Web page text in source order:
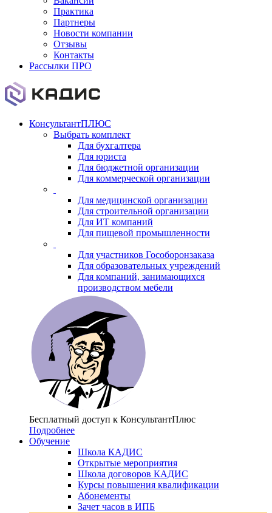
Практика
Партнеры
Новости компании
Отзывы
Контакты
Рассылки ПРО
КонсультантПЛЮС
Выбрать комплект
Для бухгалтера
Для юриста
Для бюджетной организации
Для коммерческой организации
Для медицинской организации
Для строительной организации
Для ИТ компаний
Для пищевой промышленности
Для участников Гособоронзаказа
Для образовательных учреждений
Для компаний, занимающихся
производством мебели
Бесплатный доступ к КонсультантПлюс
Подробнее
Обучение
Школа КАДИС
Открытые мероприятия
Школа договоров КАДИС
Курсы повышения квалификации
Абонементы
Зачет часов в ИПБ